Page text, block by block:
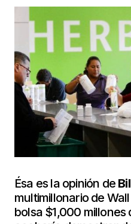
Ésa es la opinión de
multimillonario de
bolsa $1,000 millones